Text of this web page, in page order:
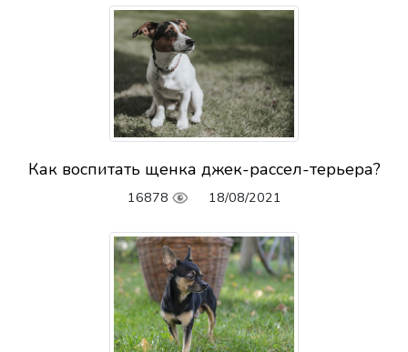
Как воспитать щенка джек-рассел-терьера?
16878 18/08/2021